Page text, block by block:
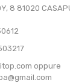
8 81020
oppure